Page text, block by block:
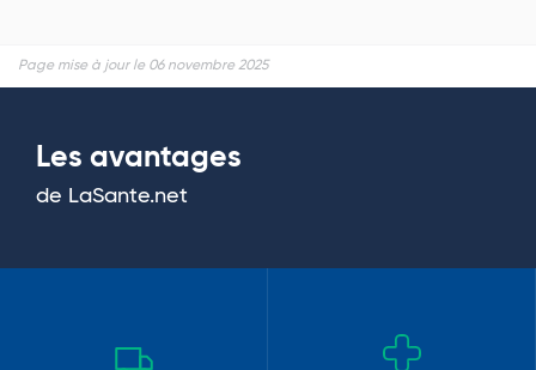
Page mise à jour le 06 novembre 2025
Les avantages
de LaSante.net